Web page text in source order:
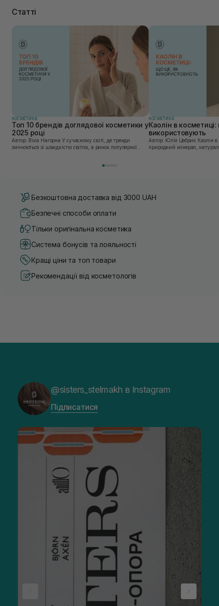
Статті
КОСМЕТИКА
Топ 10 брендів доглядової косметики у
2025 році
Автор: Віка Нагорна У сучасному світі, де тренди
змінюються зі швидкістю світла, а ринок популярної
КОСМЕТИКА
Каолін в
використовують
Автор: Юлія Цебрик Каолін в косметології – це
природний мінерал,
Безкоштовна доставка від 3000 UAH
Безпечні способи оплати
Тільки оригінальна косметика
Система бонусів та лояльності
Кращі ціни та топ товари
Рекомендації від косметологів
@sisters_stelmakh в Instagram
Підписатися